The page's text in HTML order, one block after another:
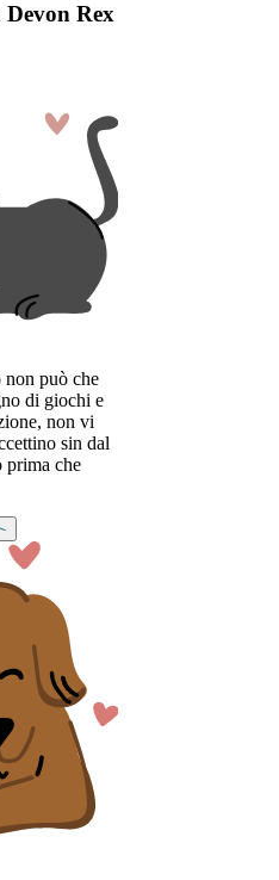
Rex
può che
di giochi e
non vi
sin dal
prima che